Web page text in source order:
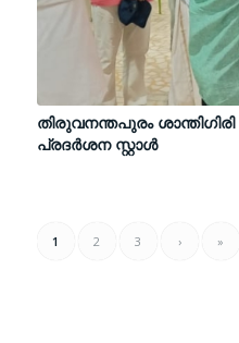
തിരുവനന്തപുരം
പ്രദർശന സ്റ്റാൾ
1 2 3 › »